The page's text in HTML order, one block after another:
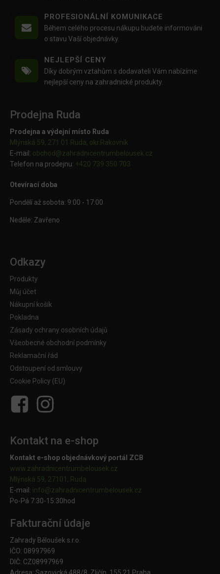
PROFESIONÁLNÍ KOMUNIKACE
Během celého procesu nákupu budete informováni
o stavu Vaší objednávky.
NEJLEPŠÍ CENY
Díky dobrým vztahům s dodavateli Vám nabízíme
nejlepší ceny na zahradnické produkty.
Prodejna Ruda
Prodejna a výdejní místo Ruda
Mlýnská 59, 271 01 Ruda, okr.Rakovník
E-mail: obchod@zahradnicentrumbelousek.cz
Telefon na prodejnu: +420 739 350 703
Otevírací doba
Pondělí až sobota: 9:00 - 17:00
Neděle: Zavřeno
Odkazy
Produkty
Můj účet
Nákupní košík
Pokladna
Zásady ochrany osobních údajů
Všeobecné obchodní podmínky
Reklamační řád
Odstoupení od smlouvy
Cookie Policy (EU)
Kontakt na e-shop
Kontakt e-shop objednávkový portál ZCB
www.zahradnicentrumbelousek.cz
Mlýnská 59, 27101, Ruda
E-mail: info@zahradnicentrumbelousek. cz
Po-Pá 7:30-15:30hod
Fakturační údaje
Zahrady Běloušek s.r.o.
IČO: 08997969
DIČ: CZ08997969
Adresa: Sazovická 488/8, Zličín, 155 21 Praha